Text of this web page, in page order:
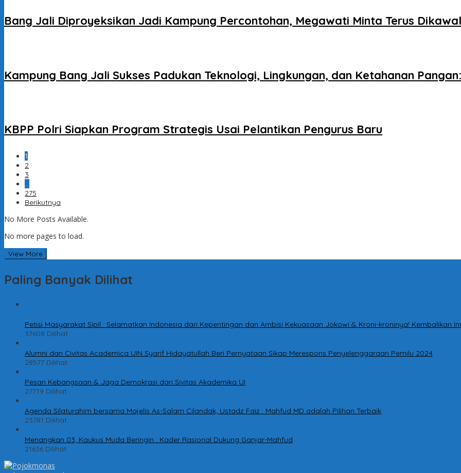
Bang Jali Diproyeksikan Jadi Kampung Percontohan, Megawati Minta Terus Dikawal
Kampung Bang Jali Sukses Padukan Teknologi, Lingkungan, dan Ketahanan
KBPP Polri Siapkan Program Strategis Usai Pelantikan Pengurus Baru
1
2
3
…
275
Berikutnya
No More Posts Available.
No more pages to load.
View More
Paling Banyak Dilihat
Petisi Masyarakat Sipil : Selamatkan Indonesia dari Kepentingan dan Ambisi Kekuasaan Jokowi & Kroni-kroninya! Kembalikan
37608 Dilihat
Alumni dan Civitas Academica UIN Syarif Hidayatullah Beri Pernyataan Sikap Merespons Penyelenggaraan Pemilu 2024
28577 Dilihat
Pesan Kebangsaan & Jaga Demokrasi dari Sivitas Akademika UI
27719 Dilihat
Agenda Silaturahim bersama Majelis As-Salam Cilandak, Ustadz Faiz : Mahfud MD adalah Pilihan Terbaik
23781 Dilihat
Menangkan 03, Kaukus Muda Beringin : Kader Rasional Dukung Ganjar-Mahfud
21636 Dilihat